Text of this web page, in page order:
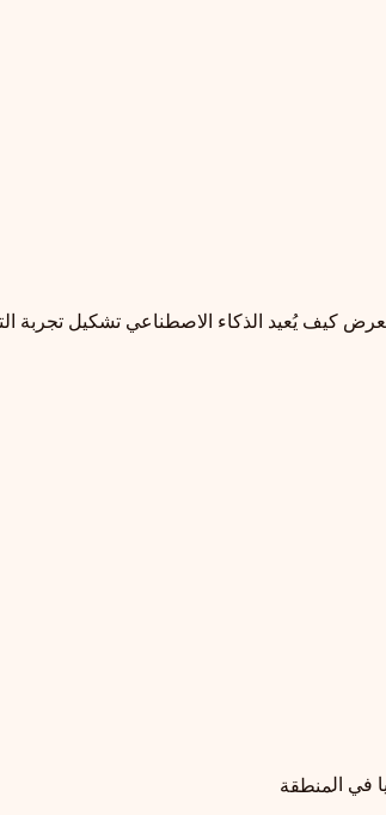
لنعرض كيف يُعيد الذكاء الاصطناعي تشكيل تجربة
في المنطقة